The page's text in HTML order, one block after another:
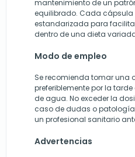
mantenimiento de un
equilibrado. Cada
estandarizada para
dentro de una dieta
Modo de empleo
Se recomienda tomar una
preferiblemente por la
de agua. No exceder la
caso de dudas o
un profesional sanitario
Advertencias